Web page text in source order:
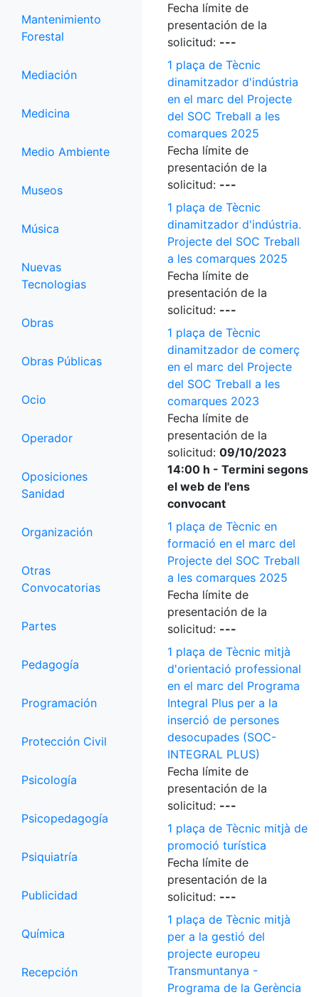
Mantenimiento
Forestal
Mediación
Medicina
Medio Ambiente
Museos
Música
Nuevas
Tecnologias
Obras
Obras Públicas
Ocio
Operador
Oposiciones
Sanidad
Organización
Otras
Convocatorias
Partes
Pedagogía
Programación
Protección Civil
Psicología
Psicopedagogía
Psiquiatría
Publicidad
Química
Recepción
Fecha límite de
presentación de la
solicitud: ---
1 plaça de Tècnic
dinamitzador d'indústria
en el marc del Projecte
del SOC Treball a les
comarques 2025
Fecha límite de
presentación de la
solicitud: ---
1 plaça de Tècnic
dinamitzador d'indústria.
Projecte del SOC Treball
a les comarques 2025
Fecha límite de
presentación de la
solicitud: ---
1 plaça de Tècnic
dinamitzador de comerç
en el marc del Projecte
del SOC Treball a les
comarques 2023
Fecha límite de
presentación de la
solicitud: 09/10/2023
14:00 h - Termini segons
el web de l'ens
convocant
1 plaça de Tècnic en
formació en el marc del
Projecte del SOC Treball
a les comarques 2025
Fecha límite de
presentación de la
solicitud: ---
1 plaça de Tècnic mitjà
d'orientació professional
en el marc del Programa
Integral Plus per a la
inserció de persones
desocupades (SOC-
INTEGRAL PLUS)
Fecha límite de
presentación de la
solicitud: ---
1 plaça de Tècnic mitjà de
promoció turística
Fecha límite de
presentación de la
solicitud: ---
1 plaça de Tècnic mitjà
per a la gestió del
projecte europeu
Transmuntanya -
Programa de la Gerència